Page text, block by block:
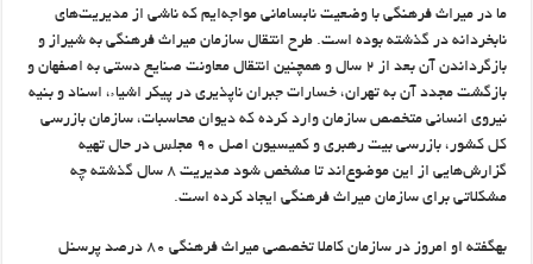
ما در میراث فرهنگی با وضعیت نابسامانی مواجه‌ایم که ناشی از مدیریت‌های
نابخردانه در گذشته بوده است. طرح انتقال سازمان میراث فرهنگی به شیراز و
بازگرداندن آن بعد از ۲ سال و همچنین انتقال معاونت صنایع دستی به اصفهان و
بازگشت مجدد آن به تهران، خسارات جبران ناپذیری در پیکر اشیاء، اسناد و بنیه
نیروی انسانی متخصص سازمان وارد کرده که دیوان محاسبات، سازمان بازرسی
کل کشور، بازرسی بیت رهبری و کمیسیون اصل ۹۰ مجلس در حال تهیه
گزارش‌هایی از این موضوع‌اند تا مشخص شود مدیریت ۸ سال گذشته چه
مشکلاتی برای سازمان میراث فرهنگی ایجاد کرده است.
بهگفته او امروز در سازمان کاملا تخصصی میراث فرهنگی ۸۰ درصد پرسنل